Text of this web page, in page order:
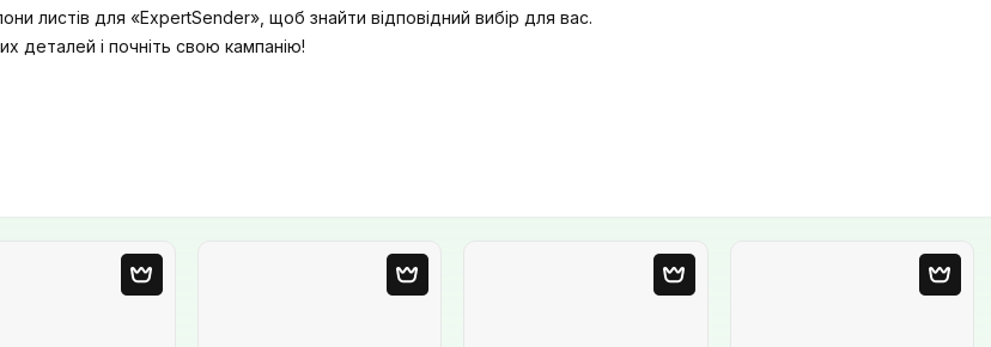
листів для «ExpertSender», щоб знайти відповідний вибір для вас.
деталей і почніть свою кампанію!